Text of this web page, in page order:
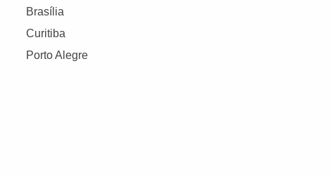
Brasília
Curitiba
Porto Alegre